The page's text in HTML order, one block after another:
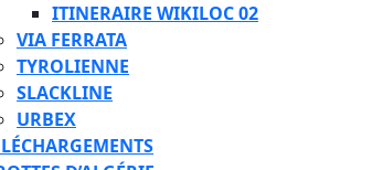
ITINERAIRE WIKILOC 02
VIA FERRATA
TYROLIENNE
SLACKLINE
URBEX